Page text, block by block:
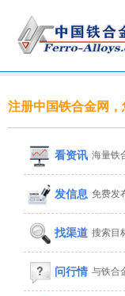
注册中国铁合金网
看资讯 海量铁
发信息 免费发
找渠道 搜索目
问行情 与铁合